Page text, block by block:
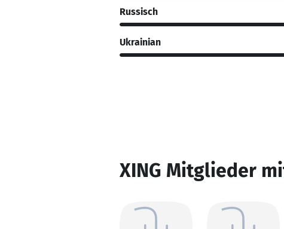
Russisch
Ukrainian
XING Mitglieder